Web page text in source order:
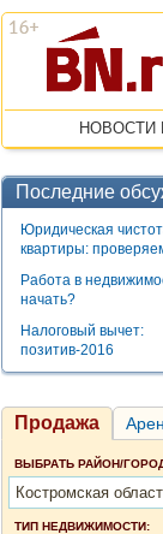
НОВОСТИ
Последние
Юридическая
квартиры:
Работа в
начать?
Налоговый вычет:
позитив-2016
Продажа
ВЫБРАТЬ РАЙОН/
Костромская
ТИП НЕДВИЖИМОСТИ: